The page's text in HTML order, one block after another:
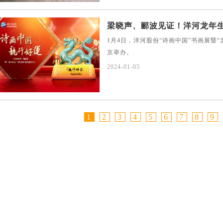
梁晓声、郦波见证！洋河龙年
1月4日，洋河股份“诗画中国”书画展暨
京举办。
2024-01-05
1 2 3 4 5 6 7 8 9